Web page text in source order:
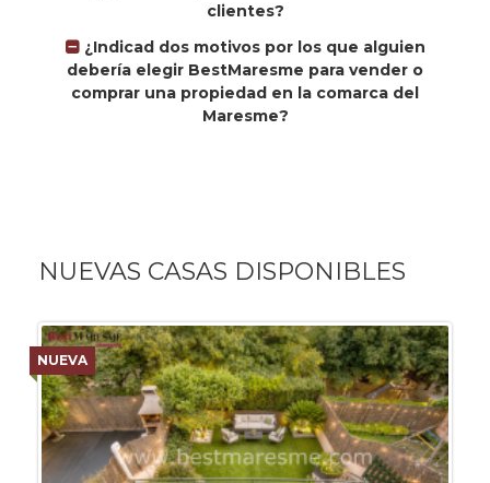
clientes?
¿Indicad dos motivos por los que alguien
debería elegir BestMaresme para vender o
comprar una propiedad en la comarca del
Maresme?
NUEVAS CASAS DISPONIBLES
NUEVA